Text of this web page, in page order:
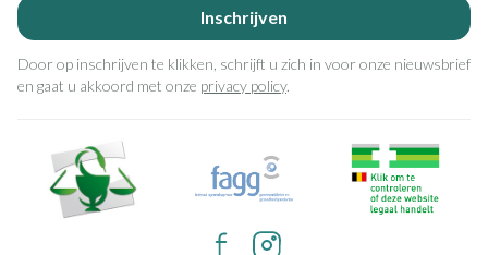
Inschrijven
Door op inschrijven te klikken, schrijft u zich in voor onze nieuwsbrief
en gaat u akkoord met onze privacy policy.